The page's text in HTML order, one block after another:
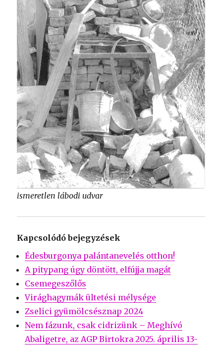
ismeretlen lábodi udvar
Kapcsolódó bejegyzések
Édesburgonya palántanevelés otthon!
A pitypang úgy döntött, elfújja magát
Csemegeszőlős
Virághagymák ültetési mélysége
Zselici gyümölcsésznap 2024
Nem fázunk, csak cidrizünk – Meghívó
Abaligetre, az AGP Birtokra 2025. április 13-